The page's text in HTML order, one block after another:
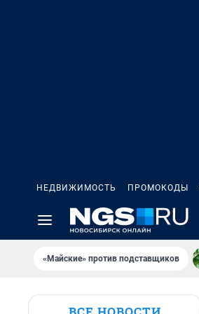
НЕДВИЖИМОСТЬ ПРОМОКОДЫ
«Майские» против подставщиков